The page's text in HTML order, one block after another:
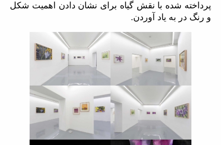
پرداخته شده با نقش گیاه برای نشان دادن اهمیت شکل
و رنگ در به یاد آوردن.